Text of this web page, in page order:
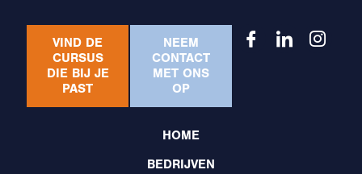
HOME
BEDRIJVEN
VIND DE
CURSUS
DIE BIJ JE
PAST
NEEM
CONTACT
MET ONS
OP